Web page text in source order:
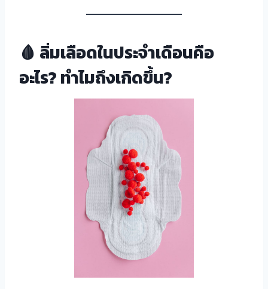
🩸 ลิ่มเลือดในประจำเดือนคือ
อะไร? ทำไมถึงเกิดขึ้น?